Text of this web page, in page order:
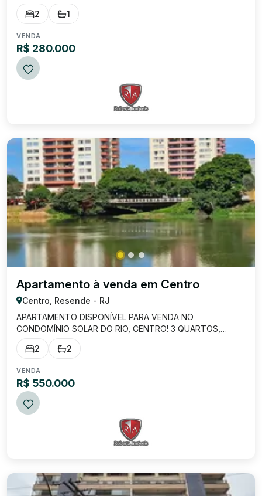
de garagem; Valor: R$ 280.000,00 Excelente localização,
próximo de diversos estabelecimentos comerciais!
2 1
VENDA
R$ 280.000
Apartamento à venda em Centro
Centro, Resende - RJ
APARTAMENTO DISPONÍVEL PARA VENDA NO
CONDOMÍNIO SOLAR DO RIO, CENTRO! 3 QUARTOS,
SENDO 1 SUÍTE COM ARMÁRIOS; SALA AMPLA COM
SACADA; COZINHA AMPLA COM ARMÁRIOS; BANHEIRO
GARAGEM; ÁREA EXTERNA COM BANHEIRO....
2 2
VENDA
R$ 550.000